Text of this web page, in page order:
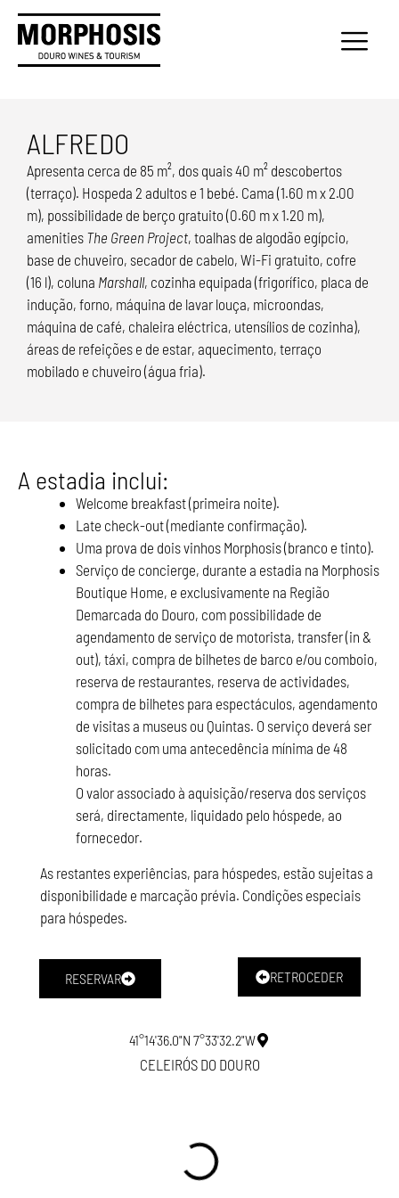
ALFREDO
Apresenta cerca de 85 m², dos quais 40 m² descobertos
(terraço). Hospeda 2 adultos e 1 bebé. Cama (1.60 m x 2.00
m), possibilidade de berço gratuito (0.60 m x 1.20 m),
amenities The Green Project, toalhas de algodão egípcio,
base de chuveiro, secador de cabelo, Wi-Fi gratuito, cofre
(16 l), coluna Marshall, cozinha equipada (frigorífico, placa de
indução, forno, máquina de lavar louça, microondas,
máquina de café, chaleira eléctrica, utensílios de cozinha),
áreas de refeições e de estar, aquecimento, terraço
mobilado e chuveiro (água fria).
A estadia inclui:
Welcome breakfast (primeira noite).
Late check-out (mediante confirmação).
Uma prova de dois vinhos Morphosis (branco e tinto).
Serviço de concierge, durante a estadia na Morphosis
Boutique Home, e exclusivamente na Região
Demarcada do Douro, com possibilidade de
agendamento de serviço de motorista, transfer (in &
out), táxi, compra de bilhetes de barco e/ou comboio,
reserva de restaurantes, reserva de actividades,
compra de bilhetes para espectáculos, agendamento
de visitas a museus ou Quintas. O serviço deverá ser
solicitado com uma antecedência mínima de 48
horas.
O valor associado à aquisição/reserva dos serviços
será, directamente, liquidado pelo hóspede, ao
fornecedor.
As restantes experiências, para hóspedes, estão sujeitas a
disponibilidade e marcação prévia. Condições especiais
para hóspedes.
RESERVAR RETROCEDER
41°14'36.0"N 7°33'32.2"W
CELEIRÓS DO DOURO